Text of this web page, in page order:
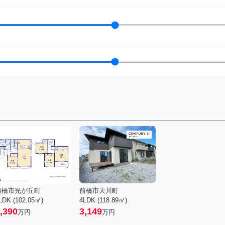
橋市光が丘町
(102.05㎡)
万円
前橋市天川町
4LDK (118.89㎡)
3,149万円